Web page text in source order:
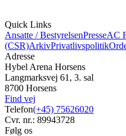
Quick Links
Ansatte / BestyrelsenPresseAC
(CSR)ArkivPrivatlivspolitik
Adresse
Hybel Arena Horsens
Langmarksvej 61, 3. sal
8700 Horsens
Find vej
Telefon(+45) 75626020
Cvr. nr.: 89943728
Følg os